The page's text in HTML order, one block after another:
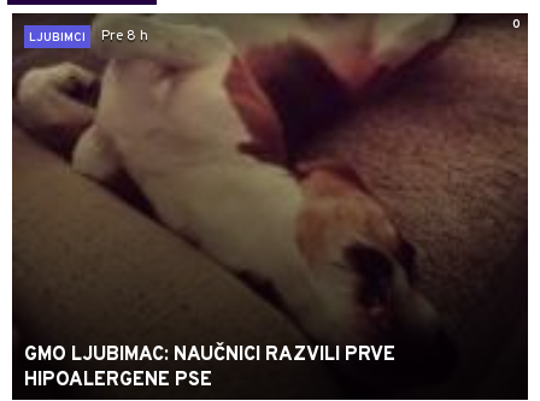
0
LJUBIMCI
Pre 8 h
GMO LJUBIMAC: NAUČNICI RAZVILI PRVE
HIPOALERGENE PSE